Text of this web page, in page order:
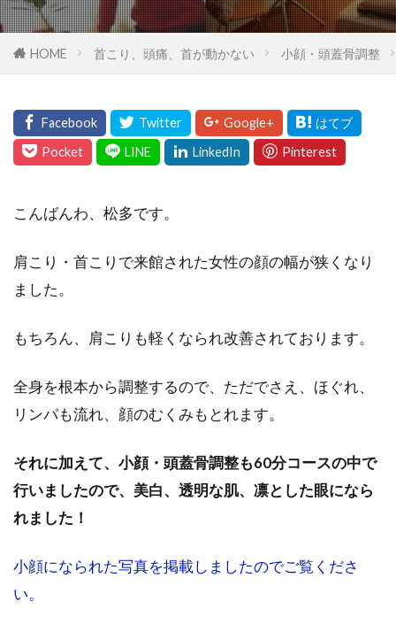
HOME 首こり、頭痛、首が動かない 小顔・頭蓋骨調整
こんばんわ、松多です。
肩こり・首こりで来館された女性の顔の幅が狭くなり
ました。
もちろん、肩こりも軽くなられ改善されております。
全身を根本から調整するので、ただでさえ、ほぐれ、
リンパも流れ、顔のむくみもとれます。
それに加えて、小顔・頭蓋骨調整も60分コースの中で
行いましたので、美白、透明な肌、凛とした眼になら
れました！
小顔になられた写真を掲載しましたのでご覧くださ
い。